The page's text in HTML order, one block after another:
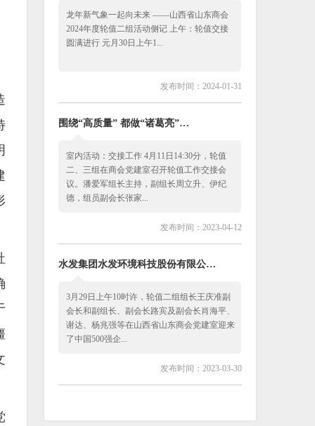
龙年新气象一起向未来 ——山西省山东商会
2024年度轮值二组活动侧记 上午：轮值交接
圆满进行 元月30日上午1...
发布时间：2024-01-31
围绕“高质量” 都做“诸葛亮”…
室内活动：交接工作 4月11日14:30分，轮值
二、三组在商会党建室召开轮值工作交接会
议。潘爱军组长主持，副组长周立升、伊纪
德，组员副会长张家...
发布时间：2023-04-12
水发集团水发环境科技股份有限公…
3月29日上午10时许，轮值二组组长王庆准副
会长和副组长、副会长路宾及副会长肖海平、
谢达、杨兆强等在山西省山东商会党建室迎来
了中国500强企...
发布时间：2023-03-30